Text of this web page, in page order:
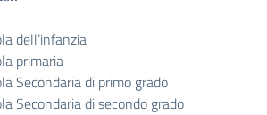
dell’infanzia
primaria
Secondaria di primo grado
Secondaria di secondo grado